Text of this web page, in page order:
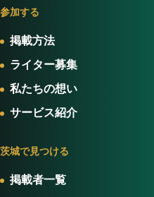
参加する
掲載方法
ライター募集
私たちの想い
サービス紹介
茨城で見つける
掲載者一覧